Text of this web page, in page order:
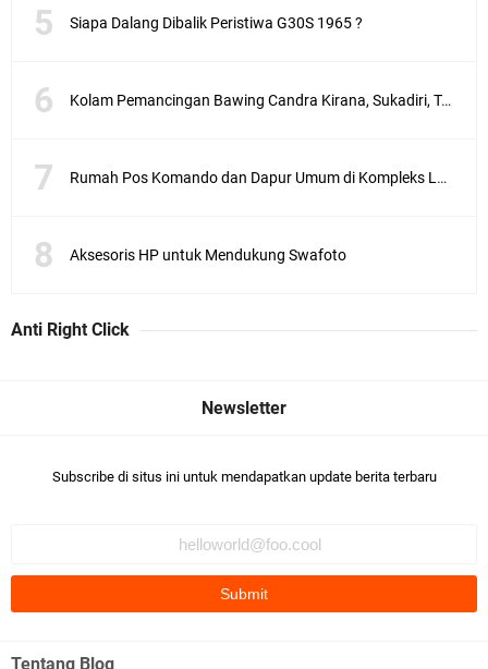
Siapa Dalang Dibalik Peristiwa G30S 1965 ?
Kolam Pemancingan Bawing Candra Kirana, Sukadiri, Tangerang
Rumah Pos Komando dan Dapur Umum di Kompleks Lubang Buaya Jakarta
Aksesoris HP untuk Mendukung Swafoto
Anti Right Click
Subscribe di situs ini untuk mendapatkan update berita terbaru
Tentang Blog